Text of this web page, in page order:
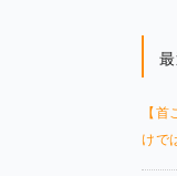
【
けで